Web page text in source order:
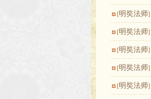
[明奘法师]
[明奘法师]
[明奘法师]
[明奘法师]
[明奘法师]